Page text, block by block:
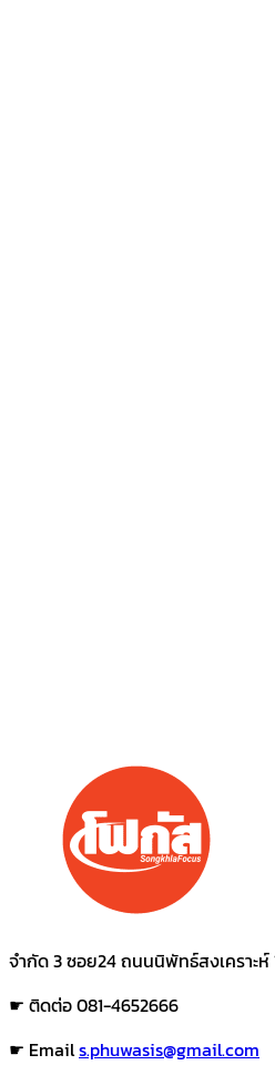
จำกัด 3 ซอย24 ถนนนิพัทธ์สงเคราะ
☛ ติดต่อ 081-4652666
☛ Emails.phuwasis@gmail.com